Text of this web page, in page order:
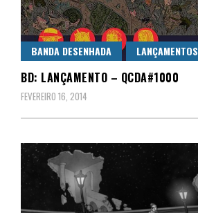
BANDA DESENHADA LANÇAMENTOS
BD: LANÇAMENTO – QCDA#1000
FEVEREIRO 16, 2014